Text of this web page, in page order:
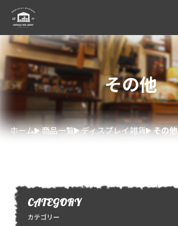
その他
ホーム 商品一覧 ディスプレイ雑貨 その他
CATEGORY
カテゴリー